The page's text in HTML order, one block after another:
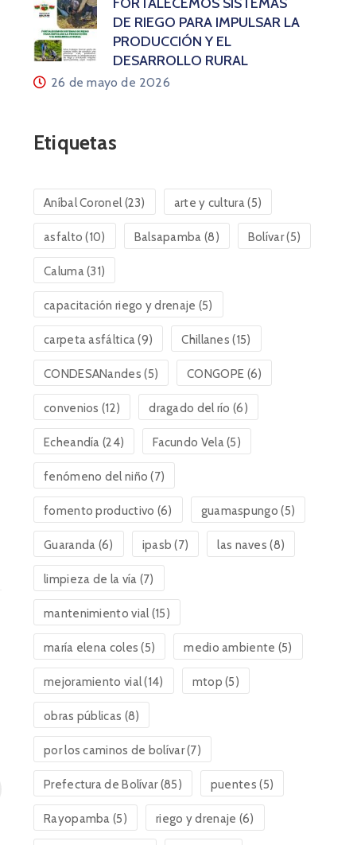
DE RIEGO PARA IMPULSAR LA
PRODUCCIÓN Y EL
DESARROLLO RURAL
26 de mayo de 2026
Etiquetas
Aníbal Coronel(23) arte y cultura(5)
asfalto (10) Balsapamba (8) Bolívar(5)
Caluma(31)
capacitación riego y drenaje (5)
carpeta asfáltica(9) Chillanes (15)
CONDESANandes (5) CONGOPE (6)
convenios (12) dragado del río (6)
Echeandía (24) Facundo Vela(5)
fenómeno del niño (7)
fomento productivo (6) guamaspungo (5)
Guaranda (6) ipasb (7) las naves (8)
limpieza de la vía (7)
mantenimiento vial(15)
maría elena coles (5) medio ambiente (5)
mejoramiento vial(14) mtop (5)
obras públicas (8)
por los caminos de bolívar(7)
Prefectura de Bolívar(85) puentes (5)
Rayopamba (5) riego y drenaje (6)